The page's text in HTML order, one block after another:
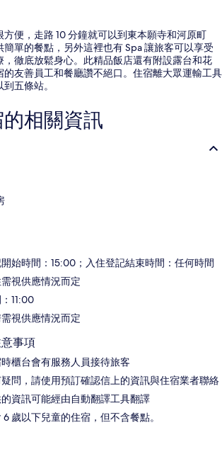
便，走路 10 分鐘就可以到東本願寺和河原町
單的餐點，另外這裡也有 Spa 讓旅客可以享受
徹底放鬆身心。此精品飯店還有附設露台和花
的友善員工和餐廳讚不絕口。住宿離大眾運輸工具
五條站。
相關資訊
始時間：15:00；入住登記結束時間：任何時間
視供應情況而定
11:00
視供應情況而定
事項
櫃台會有服務人員接待旅客
問，請使用預訂確認信上的資訊與住宿業者聯絡
資訊可能經由自動翻譯工具翻譯
6 歲以下兒童的住宿，但不含餐點。